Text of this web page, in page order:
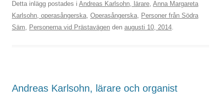
Detta inlägg postades i Andreas Karlsohn, lärare, Anna Margareta
Karlsohn, operasångerska, Operasångerska, Personer från Södra
Säm, Personerna vid Prästavägen den augusti 10, 2014.
Andreas Karlsohn, lärare och organist